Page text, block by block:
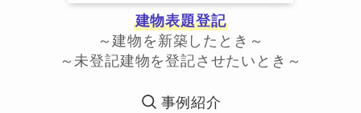
建物表題登記
～建物を新築したとき～
～未登記建物を登記させたいとき～
事例紹介